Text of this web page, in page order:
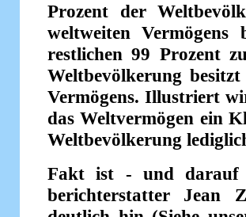
Prozent der
weltweiten
restlichen 99 Prozent
Weltbevölkerung
Vermögens. Illustriert
das Weltvermögen ein
Weltbevölkerung
Fakt ist - und darauf
berichterstatter Jean